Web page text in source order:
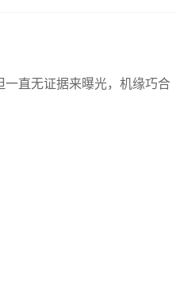
直无证据来曝光，机缘巧合